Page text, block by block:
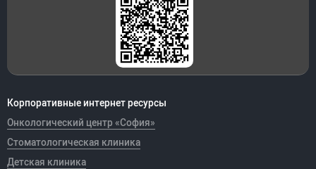
Корпоративные интернет ресурсы
Онкологический центр «София»
Стоматологическая клиника
Детская клиника